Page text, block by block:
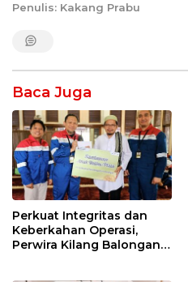
Penulis: Kakang Prabu
Baca Juga
Perkuat Integritas dan
Keberkahan Operasi,
Perwira Kilang Balongan